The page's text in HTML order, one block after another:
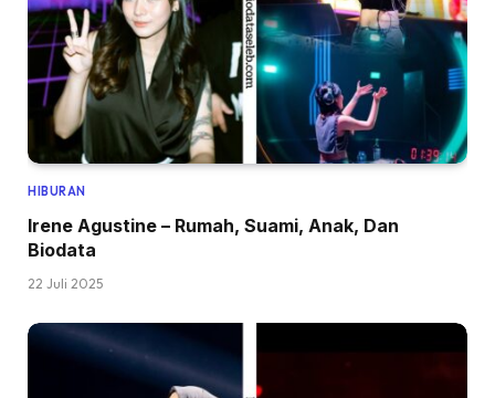
HIBURAN
Irene Agustine – Rumah, Suami, Anak, Dan
Biodata
22 Juli 2025